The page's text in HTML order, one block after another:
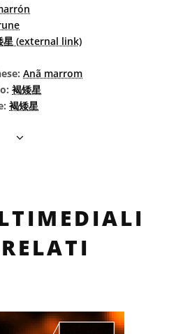
星 (external link)
Anã marrom
褐矮星
褐矮星